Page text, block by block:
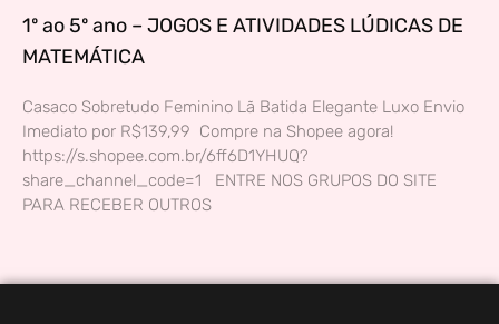
1º ao 5º ano – JOGOS E ATIVIDADES LÚDICAS DE
MATEMÁTICA
Casaco Sobretudo Feminino Lã Batida Elegante Luxo Envio
Imediato por R$139,99 Compre na Shopee agora!
https://s.shopee.com.br/6ff6D1YHUQ?
share_channel_code=1 ENTRE NOS GRUPOS DO SITE
PARA RECEBER OUTROS